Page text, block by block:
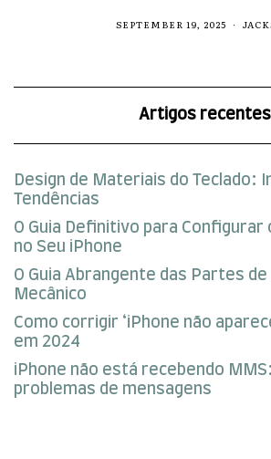
SEPTEMBER 19, 2025
Artigos recentes
Design de Materiais do Teclado:
Tendências
O Guia Definitivo para Configurar
no Seu iPhone
O Guia Abrangente das Partes de
Mecânico
Como corrigir ‘iPhone não
em 2024
iPhone não está recebendo
problemas de mensagens